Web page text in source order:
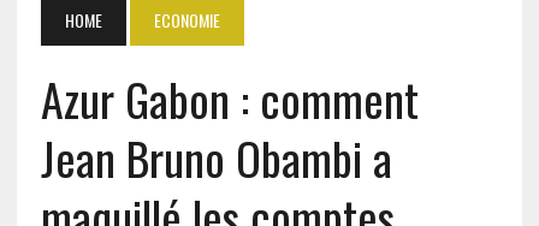
HOME ECONOMIE
Azur Gabon : comment
Jean Bruno Obambi a